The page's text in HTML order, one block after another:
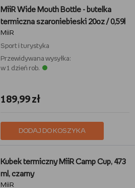
MiiR Wide Mouth Bottle - butelka
termiczna szaroniebieski 20oz / 0,59l
MiiR
Sport i turystyka
Przewidywana wysyłka:
w 1 dzień rob.
189,99 zł
DODAJ DO KOSZYKA
Kubek termiczny MiiR Camp Cup, 473
ml, czarny
MiiR